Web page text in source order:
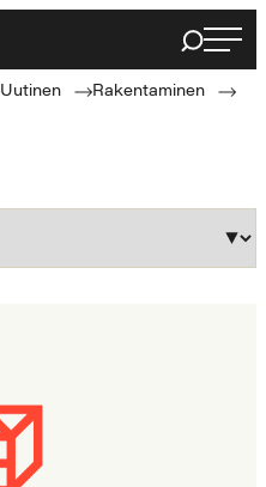
Haku
Uutinen
Rakentaminen